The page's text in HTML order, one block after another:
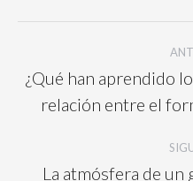
¿Qué han aprendido
relación entre el
La atmósfera de un